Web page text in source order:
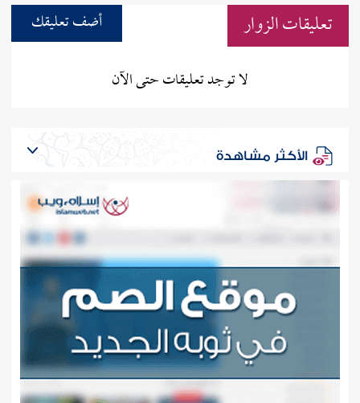
تعليقات الزوار
أضف تعليقك
لا توجد تعليقات حتى الآن
الأكثر مشاهدة